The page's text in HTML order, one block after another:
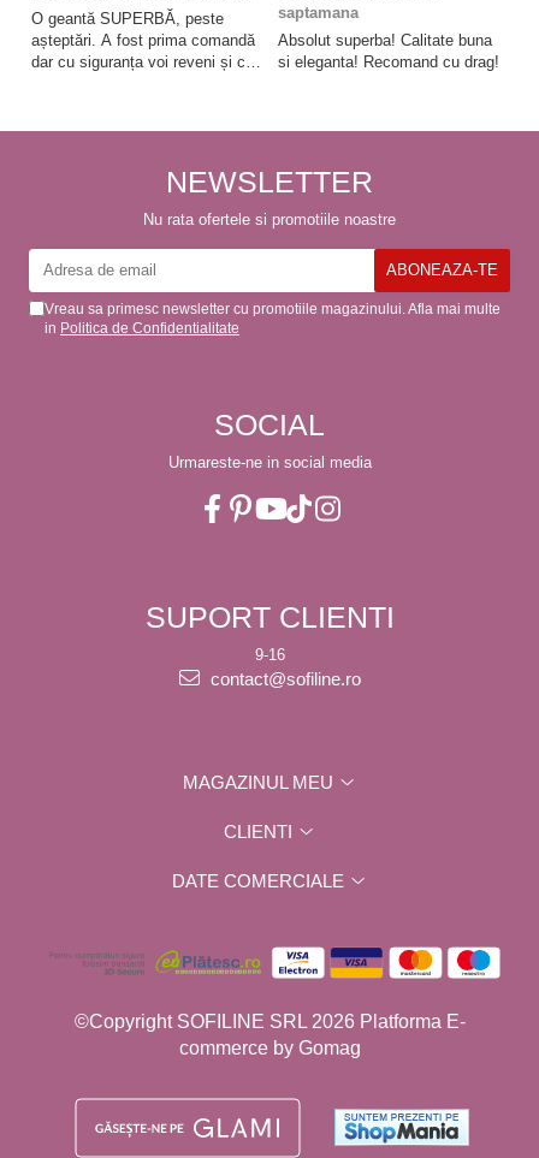
O geantă SUPERBĂ, peste
așteptări. A fost prima comandă
dar cu siguranța voi reveni și cu
saptamana
Absolut superba! Calitate buna
si eleganta! Recomand cu drag!
NEWSLETTER
Nu rata ofertele si promotiile noastre
Vreau sa primesc newsletter cu promotiile magazinului. Afla mai multe
in Politica de Confidentialitate
SOCIAL
Urmareste-ne in social media
SUPORT CLIENTI
9-16
contact@sofiline.ro
MAGAZINUL MEU
CLIENTI
DATE COMERCIALE
©Copyright SOFILINE SRL 2026 Platforma E-
commerce by Gomag